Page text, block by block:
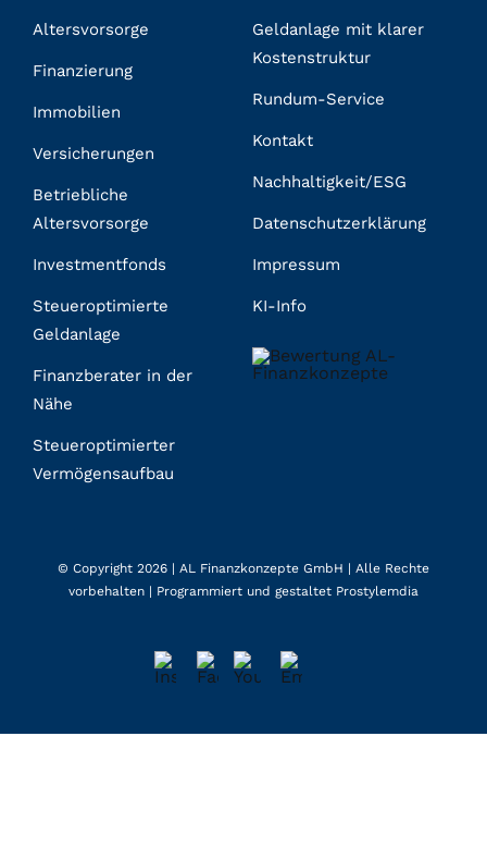
Altersvorsorge
Finanzierung
Immobilien
Versicherungen
Betriebliche
Altersvorsorge
Investmentfonds
Steueroptimierte
Geldanlage
Finanzberater in der
Nähe
Steueroptimierter
Vermögensaufbau
Geldanlage mit klarer
Kostenstruktur
Rundum-Service
Kontakt
Nachhaltigkeit/ESG
Datenschutzerklärung
Impressum
KI-Info
© Copyright 2026 | AL Finanzkonzepte GmbH | Alle Rechte
vorbehalten | Programmiert und gestaltet Prostylemdia